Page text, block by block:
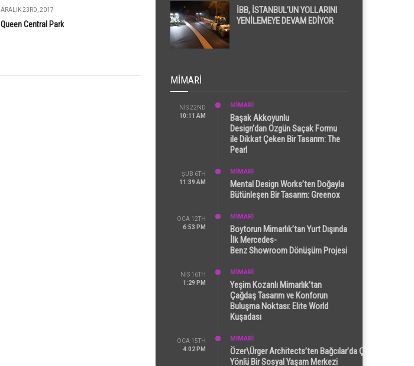
ARALIK 23RD, 2017
Queen Central Park
Dikkat Çekti
İBB, İSTANBUL’UN YOLLARINI
YENİLEMEYE DEVAM EDİYOR
MIMARI
NIS 22ND
10:11 AM
MİMARİ
Başak Akkoyunlu
Design’dan Özgün Saçak Formu
ile Dikkat Çeken Bir Tasarım: The
Pearl
ŞUB 6TH
11:39 AM
MİMARİ
Mental Design Works’ten Doğayla
Bütünleşen Bir Tasarım: Greenox
OCA 12TH
6:53 PM
MİMARİ
Boytorun Mimarlık’tan Yurt Dışında
İlk Mercedes-
Benz Showroom Dönüşüm Projesi
NIS 16TH
1:29 PM
MİMARİ
Yeşim Kozanlı Mimarlık’tan
Çağdaş Tasarım ve Konforun
Buluşma Noktası: Elite World
Kuşadası
OCA 15TH
4:02 PM
MİMARİ
Özer\Ürger Architects’ten Bağcılar’da Çok
Yönlü Bir Sosyal Yaşam Merkezi